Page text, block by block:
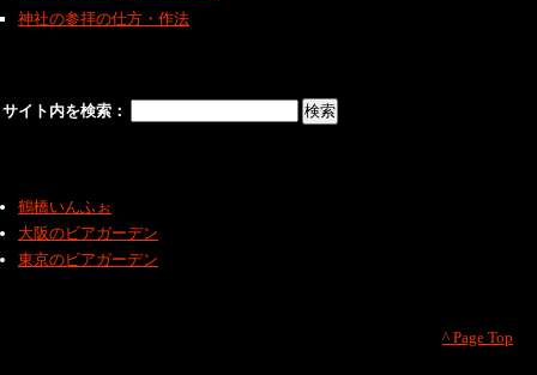
神社の参拝の仕方・作法
サイト内を検索：
鶴橋いんふぉ
大阪のビアガーデン
東京のビアガーデン
^ Page Top